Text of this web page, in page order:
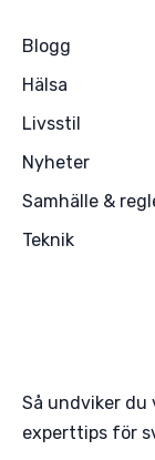
Blogg
Hälsa
Livsstil
Nyheter
Samhälle &
Teknik
Så undviker du
experttips för